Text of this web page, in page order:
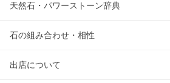
天然石・パワーストーン辞典
石の組み合わせ・相性
出店について